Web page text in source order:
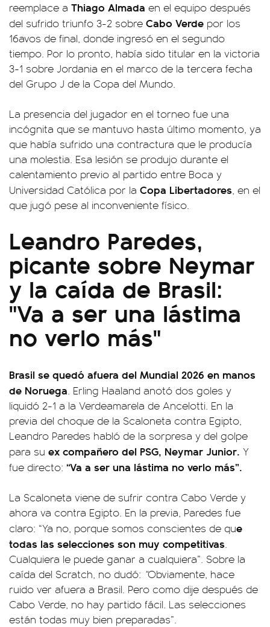
reemplace a Thiago Almada en el equipo después
del sufrido triunfo 3-2 sobre Cabo Verde por los
16avos de final, donde ingresó en el segundo
tiempo. Por lo pronto, había sido titular en la victoria
3-1 sobre Jordania en el marco de la tercera fecha
del Grupo J de la Copa del Mundo.
La presencia del jugador en el torneo fue una
incógnita que se mantuvo hasta último momento, ya
que había sufrido una contractura que le producía
una molestia. Esa lesión se produjo durante el
calentamiento previo al partido entre Boca y
Universidad Católica por la Copa Libertadores, en el
que jugó pese al inconveniente físico.
Leandro Paredes,
picante sobre Neymar
y la caída de Brasil:
"Va a ser una lástima
no verlo más"
Brasil se quedó afuera del Mundial 2026 en manos
de Noruega. Erling Haaland anotó dos goles y
liquidó 2-1 a la Verdeamarela de Ancelotti. En la
previa del choque de la Scaloneta contra Egipto,
Leandro Paredes habló de la sorpresa y del golpe
para su ex compañero del PSG, Neymar Junior. Y
fue directo: “Va a ser una lástima no verlo más”.
La Scaloneta viene de sufrir contra Cabo Verde y
ahora va contra Egipto. En la previa, Paredes fue
claro: “Ya no, porque somos conscientes de que
todas las selecciones son muy competitivas.
Cualquiera le puede ganar a cualquiera”. Sobre la
caída del Scratch, no dudó: “Obviamente, hace
ruido ver afuera a Brasil. Pero como dije después de
Cabo Verde, no hay partido fácil. Las selecciones
están todas muy bien preparadas”.